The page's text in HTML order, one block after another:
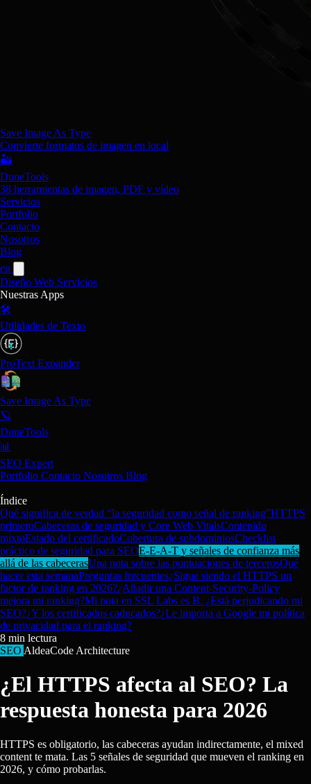
Save Image As Type
Convierte formatos de imagen en local
🏜️
DuneTools
38 herramientas de imagen, PDF y vídeo
Servicios
Portfolio
Contacto
Nosotros
Blog
en
Diseño Web Servicios
Nuestras Apps
🛠️
Utilidades de Texto
ProText Expander
Save Image As Type
🪐
DuneTools
📊
SEO Expert
Portfolio Contacto Nosotros Blog
Índice
Qué significa de verdad “la seguridad como señal de ranking”HTTPS
primeroCabeceras de seguridad y Core Web VitalsContenido
mixtoEstado del certificadoCobertura de subdominiosChecklist
práctico de seguridad para SEOE-E-A-T y señales de confianza más
allá de las cabecerasUna nota sobre las puntuaciones de tercerosQué
hacer esta semanaPreguntas frecuentes¿Sigue siendo el HTTPS un
factor de ranking en 2026?¿Añadir una Content-Security-Policy
mejora mi ranking?Mi nota en SSL Labs es B. ¿Está perjudicando mi
SEO?¿Y los certificados caducados?¿Le importa a Google mi política
de privacidad para el ranking?
8 min lectura
SEO AldeaCode Architecture
¿El HTTPS afecta al SEO? La
respuesta honesta para 2026
HTTPS es obligatorio, las cabeceras ayudan indirectamente, el mixed
content te mata. Las 5 señales de seguridad que mueven el ranking en
2026, y cómo probarlas.